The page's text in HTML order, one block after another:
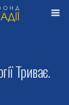
Триває.